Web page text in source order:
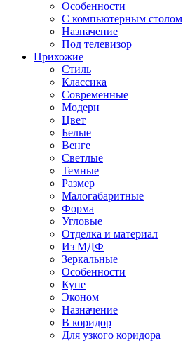
Особенности
С компьютерным столом
Назначение
Под телевизор
Прихожие
Стиль
Классика
Современные
Модерн
Цвет
Белые
Венге
Светлые
Темные
Размер
Малогабаритные
Форма
Угловые
Отделка и материал
Из МДФ
Зеркальные
Особенности
Купе
Эконом
Назначение
В коридор
Для узкого коридора